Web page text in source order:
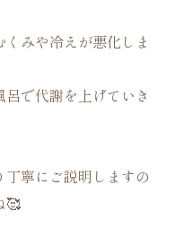
みや冷えが悪化しま
で代謝を上げていき
寧にご説明しますの
🥰